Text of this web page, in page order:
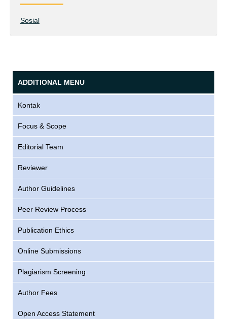
Sosial
ADDITIONAL MENU
Kontak
Focus & Scope
Editorial Team
Reviewer
Author Guidelines
Peer Review Process
Publication Ethics
Online Submissions
Plagiarism Screening
Author Fees
Open Access Statement